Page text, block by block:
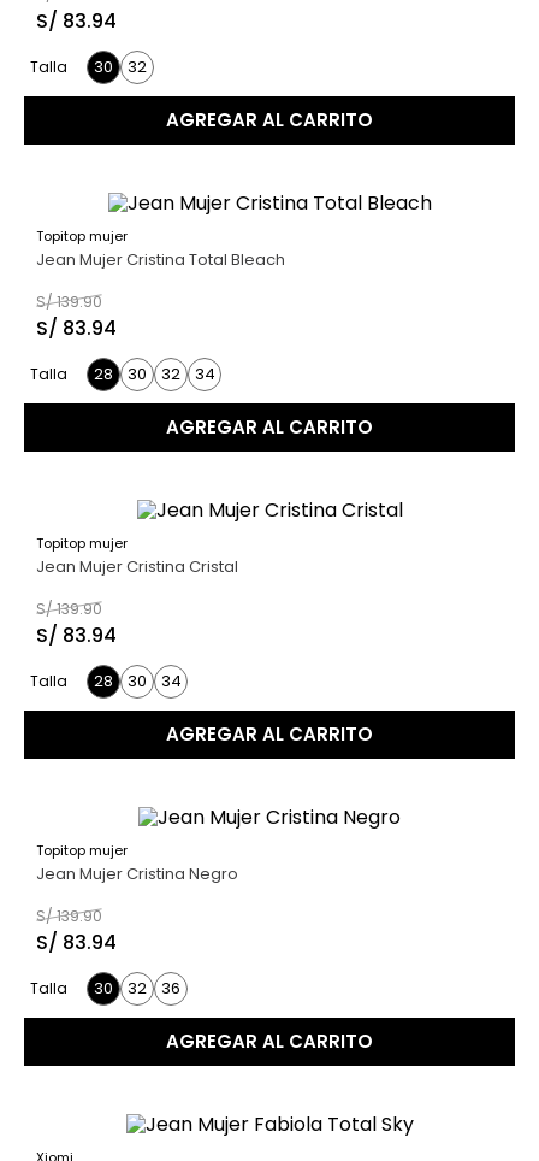
S/ 83.94
Talla 30 32
AGREGAR AL CARRITO
40 %
Topitop mujer
Jean Mujer Cristina Total Bleach
S/139.90
S/ 83.94
Talla 28 30 32 34
AGREGAR AL CARRITO
40 %
Topitop mujer
Jean Mujer Cristina Cristal
S/139.90
S/ 83.94
Talla 28 30 34
AGREGAR AL CARRITO
40 %
Topitop mujer
Jean Mujer Cristina Negro
S/139.90
S/ 83.94
Talla 30 32 36
AGREGAR AL CARRITO
Xiomi